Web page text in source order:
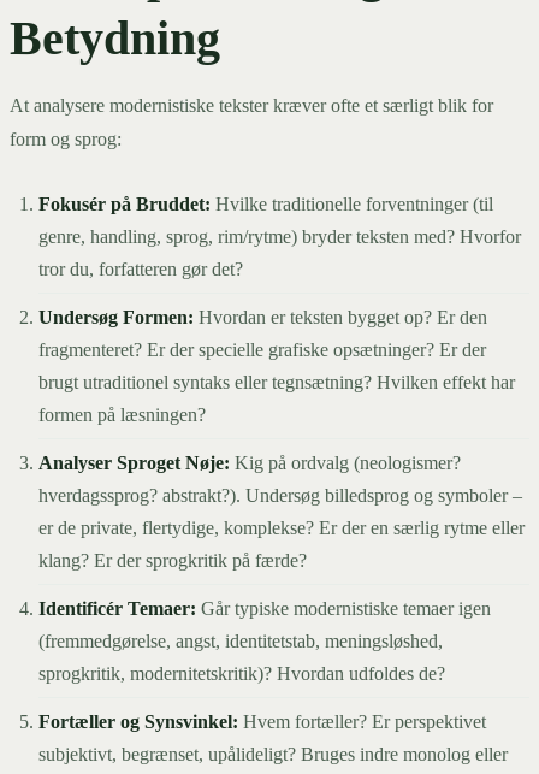
Betydning
At analysere modernistiske tekster kræver ofte et særligt blik for
form og sprog:
Fokusér på Bruddet: Hvilke traditionelle forventninger (til
genre, handling, sprog, rim/rytme) bryder teksten med? Hvorfor
tror du, forfatteren gør det?
Undersøg Formen: Hvordan er teksten bygget op? Er den
fragmenteret? Er der specielle grafiske opsætninger? Er der
brugt utraditionel syntaks eller tegnsætning? Hvilken effekt har
formen på læsningen?
Analyser Sproget Nøje: Kig på ordvalg (neologismer?
hverdagssprog? abstrakt?). Undersøg billedsprog og symboler –
er de private, flertydige, komplekse? Er der en særlig rytme eller
klang? Er der sprogkritik på færde?
Identificér Temaer: Går typiske modernistiske temaer igen
(fremmedgørelse, angst, identitetstab, meningsløshed,
sprogkritik, modernitetskritik)? Hvordan udfoldes de?
Fortæller og Synsvinkel: Hvem fortæller? Er perspektivet
subjektivt, begrænset, upålideligt? Bruges indre monolog eller